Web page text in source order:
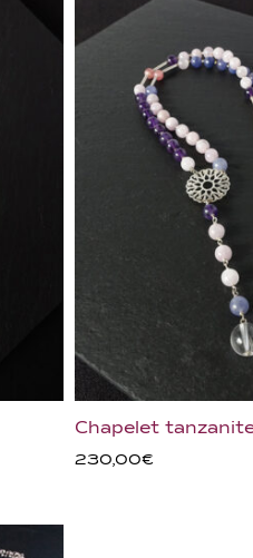
Chapelet
230,00€